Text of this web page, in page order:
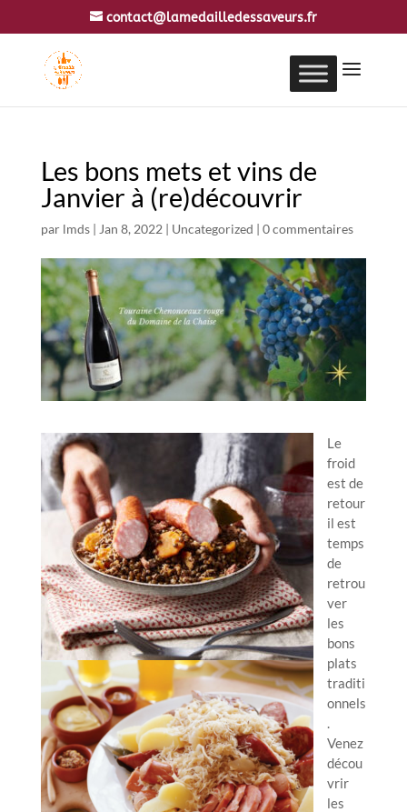
contact@lamedailledessaveurs.fr
Les bons mets et vins de
Janvier à (re)découvrir
par lmds| Jan 8, 2022 | Uncategorized | 0 commentaires
Le
froid
est de
retour
il est
temps
de
retrou
ver
les
bons
plats
traditi
onnels
.
Venez
décou
vrir
les